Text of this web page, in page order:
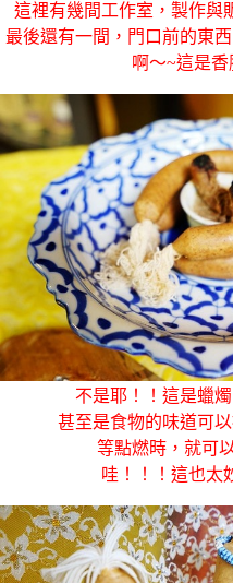
這裡有幾間工作室，製作與
最後還有一間，門口前的東
啊～~這是香
不是耶！！這是蠟
甚至是食物的味道可
等點燃時，就可
哇！！！這也太